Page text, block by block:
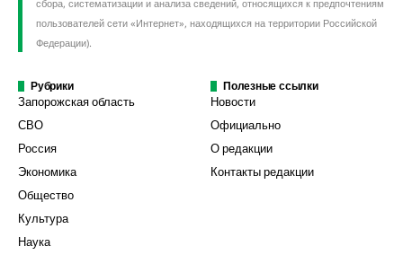
сбора, систематизации и анализа сведений, относящихся к предпочтениям
пользователей сети «Интернет», находящихся на территории Российской
Федерации).
Рубрики
Запорожская область
СВО
Россия
Экономика
Общество
Культура
Наука
Полезные ссылки
Новости
Официально
О редакции
Контакты редакции